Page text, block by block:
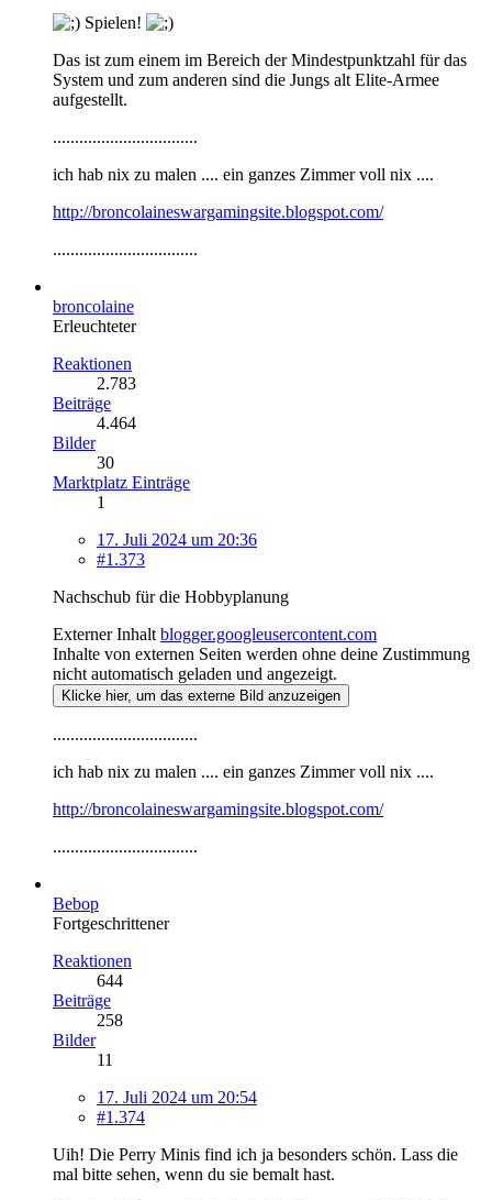
Spielen!
Das ist zum einem im Bereich der Mindestpunktzahl für das
System und zum anderen sind die Jungs alt Elite-Armee
aufgestellt.
.................................
ich hab nix zu malen .... ein ganzes Zimmer voll nix ....
http://broncolaineswargamingsite.blogspot.com/
.................................
broncolaine
Erleuchteter
Reaktionen
2.783
Beiträge
4.464
Bilder
30
Marktplatz Einträge
1
17. Juli 2024 um 20:36
#1.373
Nachschub für die Hobbyplanung
Externer Inhalt blogger.googleusercontent.com
Inhalte von externen Seiten werden ohne deine Zustimmung
nicht automatisch geladen und angezeigt.
Klicke hier, um das externe Bild anzuzeigen
.................................
ich hab nix zu malen .... ein ganzes Zimmer voll nix ....
http://broncolaineswargamingsite.blogspot.com/
.................................
Bebop
Fortgeschrittener
Reaktionen
644
Beiträge
258
Bilder
11
17. Juli 2024 um 20:54
#1.374
Uih! Die Perry Minis find ich ja besonders schön. Lass die
mal bitte sehen, wenn du sie bemalt hast.